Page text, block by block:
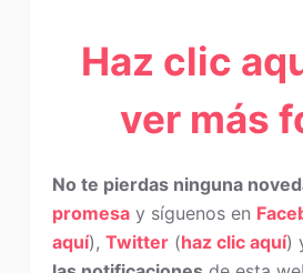
Haz clic
ver más
No te pierdas ninguna
promesay síguenos en
aquí), Twitter(haz clic aquí)